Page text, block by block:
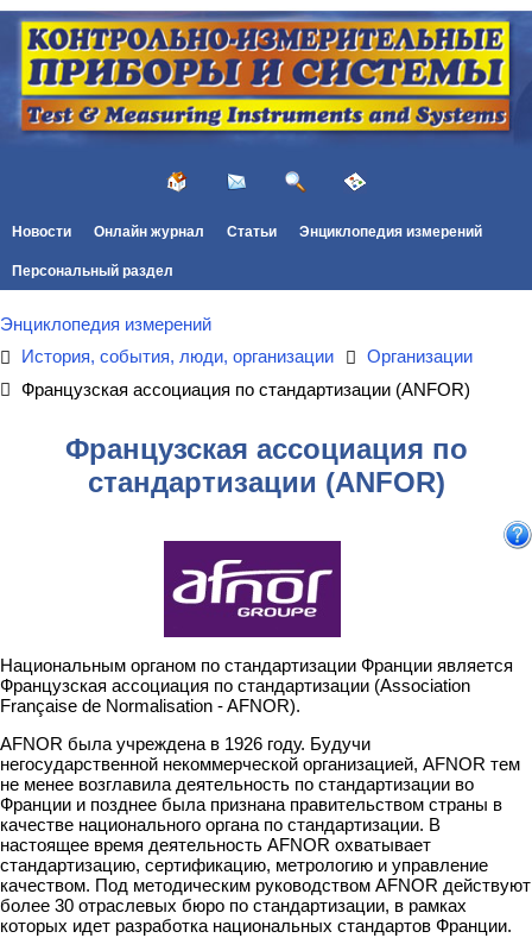
Новости Онлайн журнал Статьи Энциклопедия измерений
Персональный раздел
Энциклопедия измерений
История, события, люди, организации
Организации
Французская ассоциация по стандартизации (ANFOR)
Французская ассоциация по
стандартизации (ANFOR)
Национальным органом по стандартизации Франции является
Французская ассоциация по стандартизации (Association
Française de Normalisation - AFNOR).
AFNOR была учреждена в 1926 году. Будучи
негосударственной некоммерческой организацией, AFNOR тем
не менее возглавила деятельность по стандартизации во
Франции и позднее была признана правительством страны в
качестве национального органа по стандартизации. В
настоящее время деятельность AFNOR охватывает
стандартизацию, сертификацию, метрологию и управление
качеством. Под методическим руководством AFNOR действуют
более 30 отраслевых бюро по стандартизации, в рамках
которых идет разработка национальных стандартов Франции.